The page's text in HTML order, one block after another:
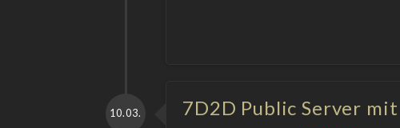
10.03. 7D2D Public Server